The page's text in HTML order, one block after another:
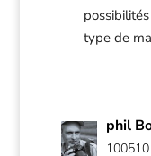
type de
phil
100510